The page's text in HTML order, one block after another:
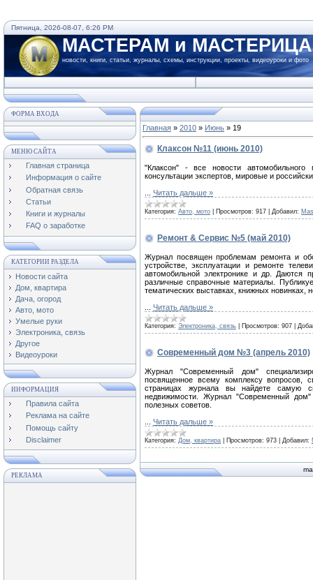
Пятница, 2026-08-07, 6:26 PM
МАСТЕРАМ и
новости, книги, статьи, журналы, схемы, инструкции, проекты, видеоуроки и фото
ФОРМА ВХОДА
МЕНЮ САЙТА
Главная страница
Информация о сайте
Обратная связь
Статьи
Книги и журналы
FAQ о заработке
КАТЕГОРИИ РАЗДЕЛА
Новости сайта
Дом, квартира
Дача, огород
Авто, мото
Умелые руки
Электроника, связь
Другое
Видеоуроки
ИНФОРМАЦИЯ
Правила сайта
Реклама на сайте
Помощь сайту
Disclaimer
РЕКЛАМА
Главная » 2010 » Июнь » 19
Клаксон №11 (июнь 2010)
"Клаксон" - все новости
консультации экспертов, мировые и
Читать дальше »
Категория: Авто, мото Просмотров: 917 Добавил:
Ремонт & Сервис №5 (май 2010)
Журнал посвящен проблемам ремонта и
устройстве, эксплуатации и ремонте
автомобильной электронике и др. Даются
различные справочные материалы.
тематических выставках, книжных новинках,
Читать дальше »
Категория: Электроника, связь Просмотров: 907
Современный дом №3 (апрель 2010)
Журнал "Современный дом"
посвященное всему комплексу вопросов,
страницах журнала вы найдете самую
недвижимости. Журнал "Современный
полезных советов.
Читать дальше »
Категория: Дом, квартира Просмотров: 973 Добавил: